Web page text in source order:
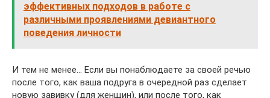
эффективных подходов в работе с
различными проявлениями девиантного
поведения личности
И тем не менее… Если вы понаблюдаете за своей речью
после того, как ваша подруга в очередной раз сделает
новую завивку (для женщин), или после того, как